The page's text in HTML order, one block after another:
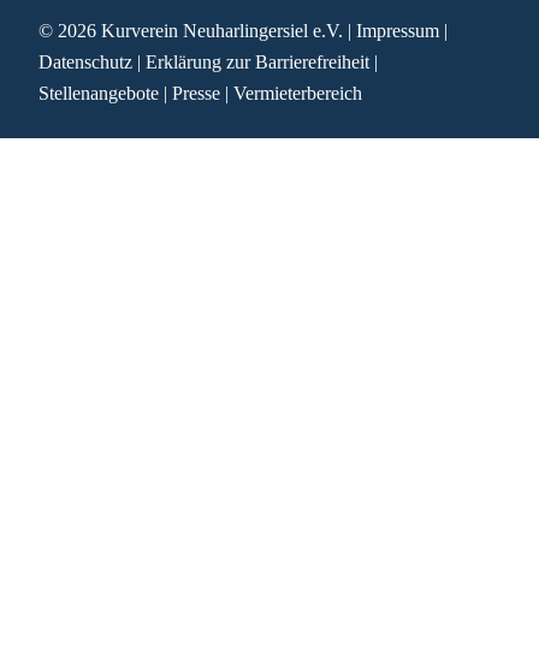
© 2026 Kurverein Neuharlingersiel e.V. | Impressum |
Datenschutz | Erklärung zur Barrierefreiheit |
Stellenangebote | Presse | Vermieterbereich